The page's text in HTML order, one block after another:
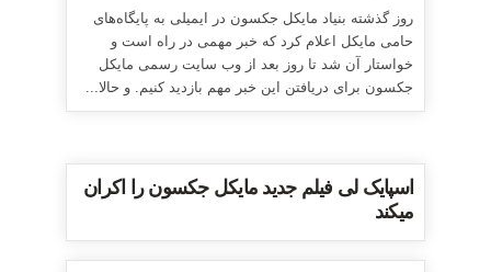
روز گذشته بنیاد مایکل جکسون در ایمیلی به پایگاه‌های
حامی مایکل اعلام کرد که خبر مهمی در راه است و
خواستار آن شد تا روز بعد از وب سایت رسمی مایکل
جکسون برای دریافتن این خبر مهم بازدید کنیم. و حالا...
اسپایک لی فیلم جدید مایکل جکسون را اکران
میکند